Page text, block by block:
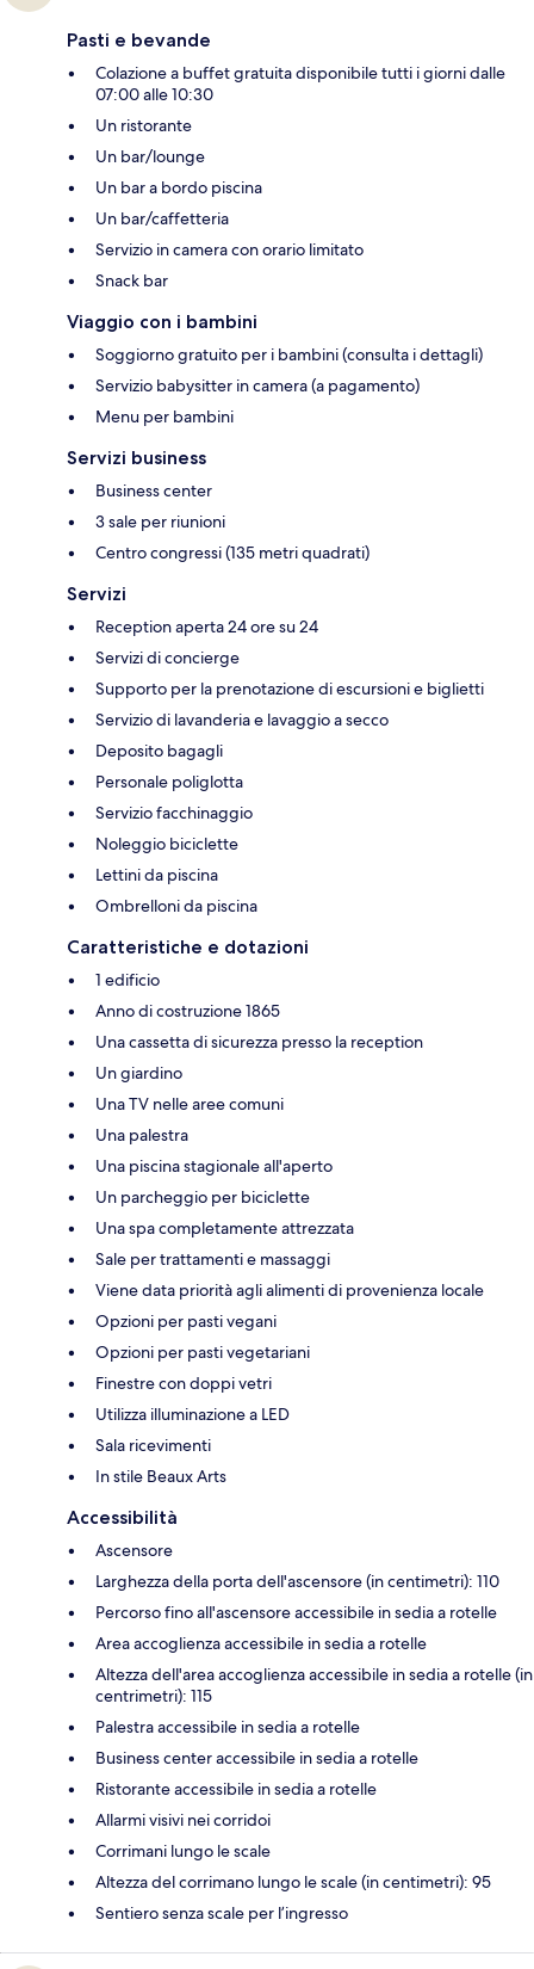
Pasti e bevande
Colazione a buffet gratuita disponibile tutti i giorni dalle
07:00 alle 10:30
Un ristorante
Un bar/lounge
Un bar a bordo piscina
Un bar/caffetteria
Servizio in camera con orario limitato
Snack bar
Viaggio con i bambini
Soggiorno gratuito per i bambini (consulta i dettagli)
Servizio babysitter in camera (a pagamento)
Menu per bambini
Servizi business
Business center
3 sale per riunioni
Centro congressi (135 metri quadrati)
Servizi
Reception aperta 24 ore su 24
Servizi di concierge
Supporto per la prenotazione di escursioni e biglietti
Servizio di lavanderia e lavaggio a secco
Deposito bagagli
Personale poliglotta
Servizio facchinaggio
Noleggio biciclette
Lettini da piscina
Ombrelloni da piscina
Caratteristiche e dotazioni
1 edificio
Anno di costruzione 1865
Una cassetta di sicurezza presso la reception
Un giardino
Una TV nelle aree comuni
Una palestra
Una piscina stagionale all'aperto
Un parcheggio per biciclette
Una spa completamente attrezzata
Sale per trattamenti e massaggi
Viene data priorità agli alimenti di provenienza locale
Opzioni per pasti vegani
Opzioni per pasti vegetariani
Finestre con doppi vetri
Utilizza illuminazione a LED
Sala ricevimenti
In stile Beaux Arts
Accessibilità
Ascensore
Larghezza della porta dell'ascensore (in centimetri): 110
Percorso fino all'ascensore accessibile in sedia a rotelle
Area accoglienza accessibile in sedia a rotelle
Altezza dell'area accoglienza accessibile in sedia a rotelle (in
centrimetri): 115
Palestra accessibile in sedia a rotelle
Business center accessibile in sedia a rotelle
Ristorante accessibile in sedia a rotelle
Allarmi visivi nei corridoi
Corrimani lungo le scale
Altezza del corrimano lungo le scale (in centimetri): 95
Sentiero senza scale per l’ingresso